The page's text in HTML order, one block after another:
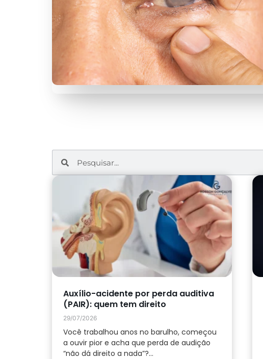
Auxílio-acidente por perda auditiva
(PAIR): quem tem direito
29/07/2026
Você trabalhou anos no barulho, começou
a ouvir pior e acha que perda de audição
“não dá direito a nada”?...